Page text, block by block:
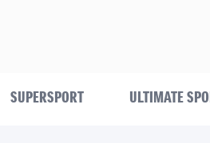
SUPERSPORT ULTIMATE